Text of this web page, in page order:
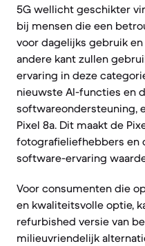
5G wellicht geschikter
bij mensen die een
voor dagelijks gebruik
andere kant zullen
ervaring in deze
nieuwste AI-functies en
softwareondersteuning,
Pixel 8a. Dit maakt de
fotografieliefhebbers en
software-ervaring
Voor consumenten die
en kwaliteitsvolle optie,
refurbished versie van
milieuvriendelijk